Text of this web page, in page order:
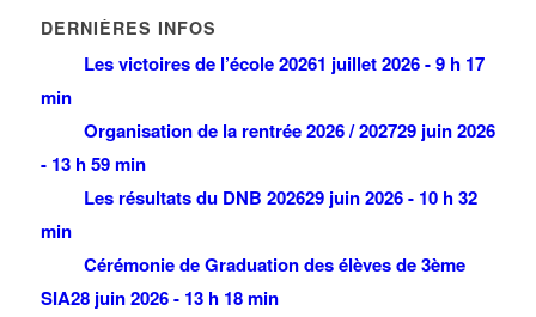
DERNIÈRES INFOS
Les victoires de l’école 20261 juillet 2026 - 9 h 17
min
Organisation de la rentrée 2026 / 202729 juin 2026
- 13 h 59 min
Les résultats du DNB 202629 juin 2026 - 10 h 32
min
Cérémonie de Graduation des élèves de 3ème
SIA28 juin 2026 - 13 h 18 min